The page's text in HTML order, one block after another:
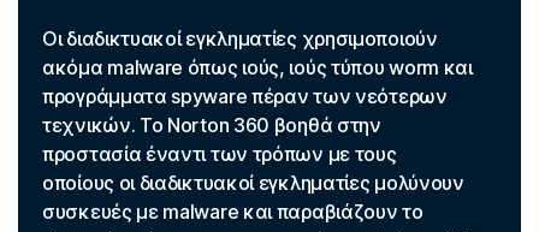
Οι διαδικτυακοί εγκληματίες χρησιμοποιούν
ακόμα malware όπως ιούς, ιούς τύπου worm και
προγράμματα spyware πέραν των νεότερων
τεχνικών. Το Norton 360 βοηθά στην
προστασία έναντι των τρόπων με τους
οποίους οι διαδικτυακοί εγκληματίες μολύνουν
συσκευές με malware και παραβιάζουν το